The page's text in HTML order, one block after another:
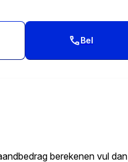
Bel
berekenen vul dan